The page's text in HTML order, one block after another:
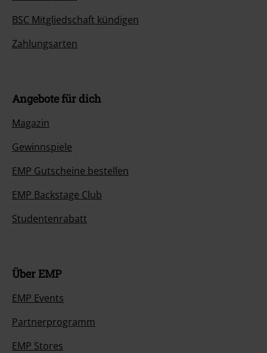
BSC Mitgliedschaft kündigen
Zahlungsarten
Angebote für dich
Magazin
Gewinnspiele
EMP Gutscheine bestellen
EMP Backstage Club
Studentenrabatt
Über EMP
EMP Events
Partnerprogramm
EMP Stores